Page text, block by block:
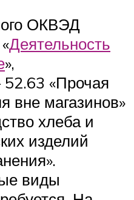
ОКВЭД
Деятельность
»,
«Прочая
вне магазинов»
хлеба и
изделий
виды